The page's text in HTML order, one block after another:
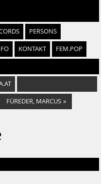
PERSONS
KONTAKT FEM.POP
FÜREDER, MARCUS »